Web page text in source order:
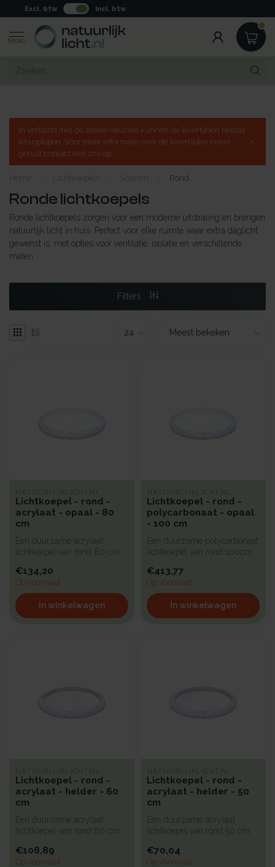
Excl. btw Incl. btw
MENU
In verband met de zomervakantie kunnen de levertijden helaas
iets oplopen. Voor meer informatie over de levertijden neem
gerust contact met ons op.
Home Lichtkoepels Soorten Rond
Ronde lichtkoepels
Ronde lichtkoepels zorgen voor een moderne uitstraling en brengen
natuurlijk licht in huis. Perfect voor elke ruimte waar extra daglicht
gewenst is, met opties voor ventilatie, isolatie en verschillende
maten.
Filters
NATUURLIJKLICHT.NL
Lichtkoepel - rond -
acrylaat - opaal - 80
cm
Een duurzame acrylaat
lichtkoepel van rond 80 cm
bi...
€134,20
Op voorraad
In winkelwagen
NATUURLIJKLICHT.NL
Lichtkoepel - rond -
polycarbonaat - opaal
- 100 cm
Een duurzame polycarbonaat
lichtkoepel van rond 100cm
€413,77
Op voorraad
In winkelwagen
NATUURLIJKLICHT.NL
Lichtkoepel - rond -
acrylaat - helder - 60
cm
Een duurzame acrylaat
lichtkoepel van rond 60 cm
begla...
€108,89
Op voorraad
NATUURLIJKLICHT.NL
Lichtkoepel - rond -
acrylaat - helder - 50
cm
Een duurzame acrylaat
lichtkoepel van rond 50 cm
begla...
€70,04
Op voorraad